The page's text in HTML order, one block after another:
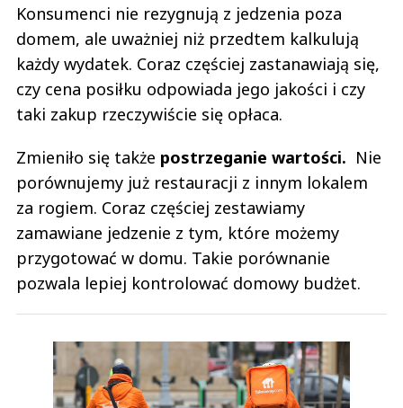
Konsumenci nie rezygnują z jedzenia poza
domem, ale uważniej niż przedtem kalkulują
każdy wydatek. Coraz częściej zastanawiają się,
czy cena posiłku odpowiada jego jakości i czy
taki zakup rzeczywiście się opłaca.
Zmieniło się także postrzeganie wartości. Nie
porównujemy już restauracji z innym lokalem
za rogiem. Coraz częściej zestawiamy
zamawiane jedzenie z tym, które możemy
przygotować w domu. Takie porównanie
pozwala lepiej kontrolować domowy budżet.